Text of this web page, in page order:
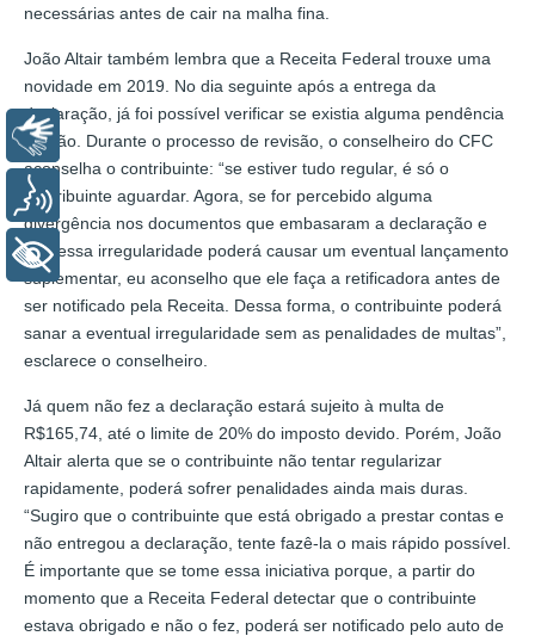
necessárias antes de cair na malha fina.
João Altair também lembra que a Receita Federal trouxe uma
novidade em 2019. No dia seguinte após a entrega da
declaração, já foi possível verificar se existia alguma pendência
ou não. Durante o processo de revisão, o conselheiro do CFC
aconselha o contribuinte: “se estiver tudo regular, é só o
contribuinte aguardar. Agora, se for percebido alguma
divergência nos documentos que embasaram a declaração e
que essa irregularidade poderá causar um eventual lançamento
suplementar, eu aconselho que ele faça a retificadora antes de
ser notificado pela Receita. Dessa forma, o contribuinte poderá
sanar a eventual irregularidade sem as penalidades de multas”,
esclarece o conselheiro.
Já quem não fez a declaração estará sujeito à multa de
R$165,74, até o limite de 20% do imposto devido. Porém, João
Altair alerta que se o contribuinte não tentar regularizar
rapidamente, poderá sofrer penalidades ainda mais duras.
“Sugiro que o contribuinte que está obrigado a prestar contas e
não entregou a declaração, tente fazê-la o mais rápido possível.
É importante que se tome essa iniciativa porque, a partir do
momento que a Receita Federal detectar que o contribuinte
estava obrigado e não o fez, poderá ser notificado pelo auto de
Libras
Voz
+ Acessibilidade